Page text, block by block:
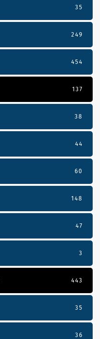
35
249
454
137
38
44
60
148
47
3
443
35
36